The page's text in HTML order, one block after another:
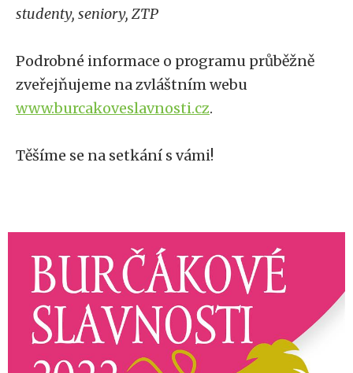
studenty, seniory, ZTP
Podrobné informace o programu průběžně
zveřejňujeme na zvláštním webu
www.burcakoveslavnosti.cz.
Těšíme se na setkání s vámi!